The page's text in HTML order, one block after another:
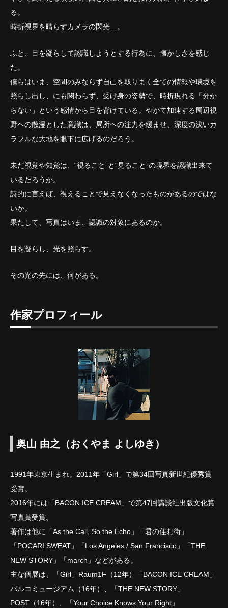
る。
時折視界を晴らすカメラの閃光…。
ふと、目を凝らして認識しようとする行為に、懐かしさを感じ
た。
僕らはいま、空間のみならず自己を取りまく全ての情報や環境を
照らし出し、にも関わらず、受け身の姿勢で、時折現れる「分か
らない」という感情から目を背けている。やがて加速する周辺視
野への散漫とした意識は、局所への注力を緩ませ、深度の浅いカ
ラフルな大地を眼下に広げるのだろう。
未だ視覚や知覚は、“視ること”と“見ること”の境界を認識出来て
いるだろうか。
詩的に言えば、視えることで見えなくなったものがあるのではな
いか。
果たして、写真はいま、認識の対象にあるのか。
目を凝らし、光を照らす。
その光の先には、何がある。
作家プロフィール
奥山 由之（おくやま よしゆき）
1991年東京生まれ。2011年「Girl」で第34回写真新世紀優秀賞
受賞。
2016年には「BACON ICE CREAM」で第47回講談社出版文化賞
写真賞受賞。
著作は他に「As the Call, So the Echo」「君の住む街」
「POCARI SWEAT」「Los Angeles / San Francisco」「THE
NEW STORY」「march」などがある。
主な個展は、「Girl」Raum1F（12年）「BACON ICE CREAM」
パルコミュージアム（16年）、「THE NEW STORY」
POST（16年）、「Your Choice Knows Your Right」